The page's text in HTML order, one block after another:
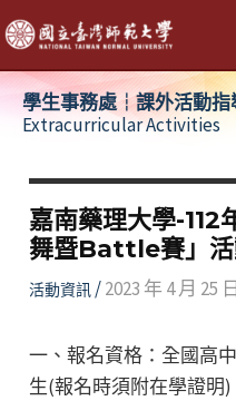
跳
至
主
學生事務處┆課外活動指
Extracurricular Activities
嘉南藥理大學-112
舞暨Battle賽」
活動資訊/2023 年 4 月 25 日
一、報名資格：全國高
生(報名時須附在學證明)